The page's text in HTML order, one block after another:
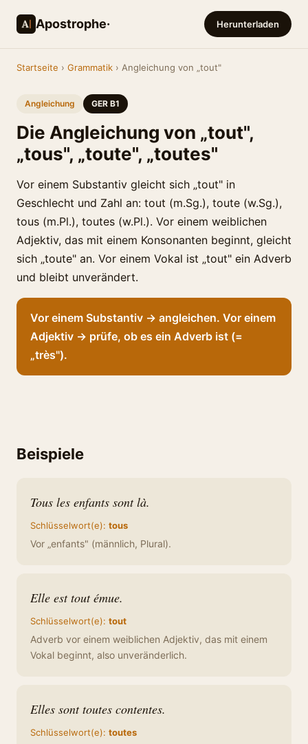
Apostrophe· Herunterladen
Startseite › Grammatik › Angleichung von „tout"
Angleichung GER B1
Die Angleichung von „tout",
„tous", „toute", „toutes"
Vor einem Substantiv gleicht sich „tout" in
Geschlecht und Zahl an: tout (m.Sg.), toute (w.Sg.),
tous (m.Pl.), toutes (w.Pl.). Vor einem weiblichen
Adjektiv, das mit einem Konsonanten beginnt, gleicht
sich „toute" an. Vor einem Vokal ist „tout" ein Adverb
und bleibt unverändert.
Vor einem Substantiv → angleichen. Vor einem
Adjektiv → prüfe, ob es ein Adverb ist (=
„très").
Beispiele
Tous les enfants sont là.
Schlüsselwort(e): tous
Vor „enfants" (männlich, Plural).
Elle est tout émue.
Schlüsselwort(e): tout
Adverb vor einem weiblichen Adjektiv, das mit einem
Vokal beginnt, also unveränderlich.
Elles sont toutes contentes.
Schlüsselwort(e): toutes